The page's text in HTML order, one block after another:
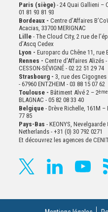
Paris (siège) - 24 Quai Gallieni –
01 81 93 81 93
Bordeaux - Centre d’Affaires
Acacias, 33700 MERIGNAC
Lille- The Cloud City, 2 rue de
d’Ascq Cedex
Lyon - Europarc du Chêne 11, rue
Rennes - Centre d'Affaires Alizés
CESSON-SÉVIGNÉ - 02 22 51 29 74
Strasbourg - 3, rue des Cigognes
- 67960 ENTZHEIM - 03 88 15 07 62
Toulouse - Bâtiment Alvé 2 – 2ème
BLAGNAC - 05 82 08 33 40
Belgique- Drève Richelle, 161M –
77 85
Pays-Bas - KEONYS,
Netherlands - +31 (0) 30 792 0271
Et découvrez les agences de